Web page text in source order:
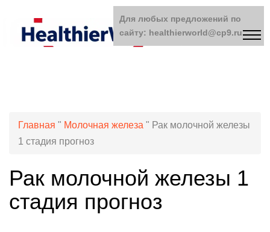
Главная " Молочная железа " Рак молочной железы
1 стадия прогноз
Рак молочной железы 1
стадия прогноз
Для любых предложений по
сайту: healthierworld@cp9.ru